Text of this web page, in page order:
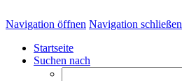
Navigation öffnen Navigation schließen
Startseite
Suchen nach